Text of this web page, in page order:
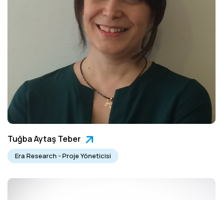
Tuğba Aytaş Teber
Era Research - Proje Yöneticisi